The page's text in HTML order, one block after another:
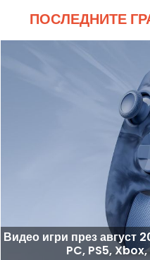
ПОСЛЕДНИТЕ
Видео игри през август
PC, PS5,